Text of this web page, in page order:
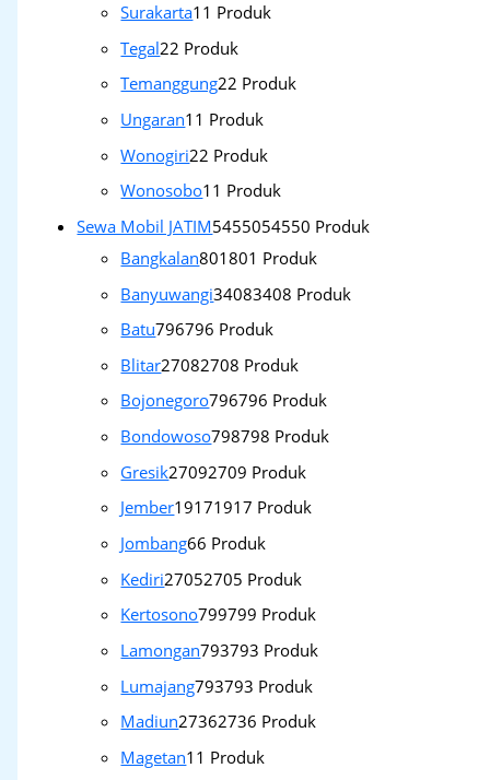
Surakarta1 1 Produk
Tegal22 Produk
Temanggung22 Produk
Ungaran1 1 Produk
Wonogiri22 Produk
Wonosobo1 1 Produk
Sewa Mobil JATIM5455054550 Produk
Bangkalan801801 Produk
Banyuwangi34083408 Produk
Batu796796 Produk
Blitar27082708 Produk
Bojonegoro796796 Produk
Bondowoso798798 Produk
Gresik27092709 Produk
Jember19171917 Produk
Jombang66 Produk
Kediri27052705 Produk
Kertosono799799 Produk
Lamongan793793 Produk
Lumajang793793 Produk
Madiun27362736 Produk
Magetan1 1 Produk